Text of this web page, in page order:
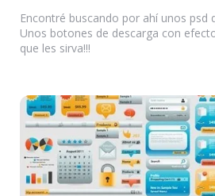
Encontré buscando por ahí unos psd
Unos botones de descarga con
que les sirva!!!